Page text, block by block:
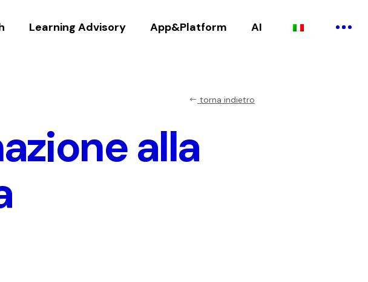
Learning Advisory App&Platform AI
torna indietro
alla